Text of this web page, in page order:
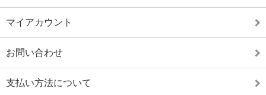
マイアカウント
お問い合わせ
支払い方法について